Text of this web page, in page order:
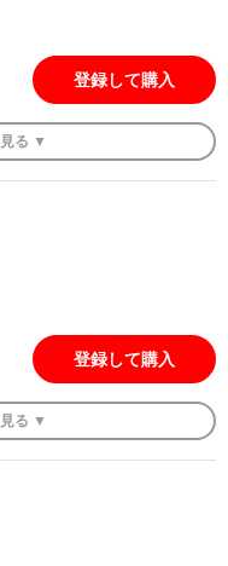
登録して購入
見る ▼
登録して購入
見る ▼